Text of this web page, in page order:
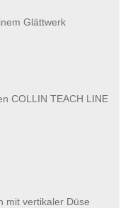
Glättwerk
COLLIN TEACH LINE
mit vertikaler Düse